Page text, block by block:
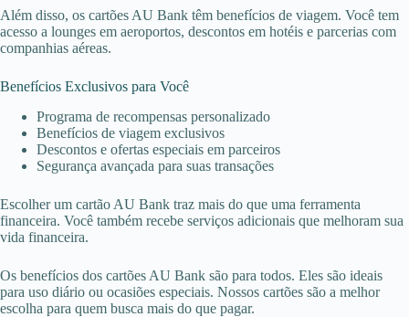
Além disso, os cartões AU Bank têm benefícios de viagem. Você tem
acesso a lounges em aeroportos, descontos em hotéis e parcerias com
companhias aéreas.
Benefícios Exclusivos para Você
Programa de recompensas personalizado
Benefícios de viagem exclusivos
Descontos e ofertas especiais em parceiros
Segurança avançada para suas transações
Escolher um cartão AU Bank traz mais do que uma ferramenta
financeira. Você também recebe serviços adicionais que melhoram sua
vida financeira.
Os benefícios dos cartões AU Bank são para todos. Eles são ideais
para uso diário ou ocasiões especiais. Nossos cartões são a melhor
escolha para quem busca mais do que pagar.